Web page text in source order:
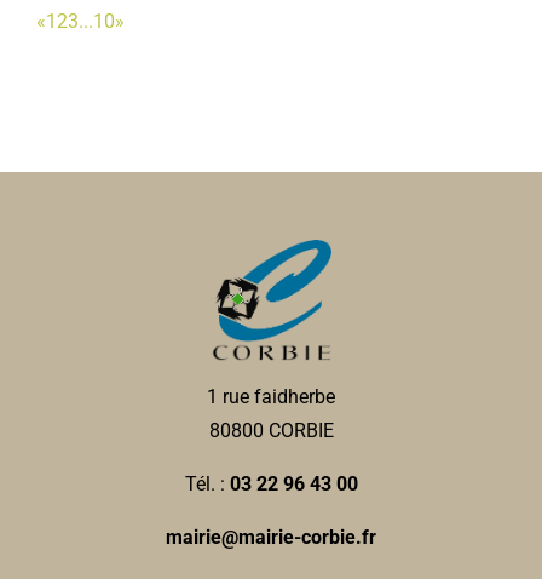
«123...10»
1 rue faidherbe
80800 CORBIE
Tél. : 03 22 96 43 00
mairie@mairie-corbie.fr